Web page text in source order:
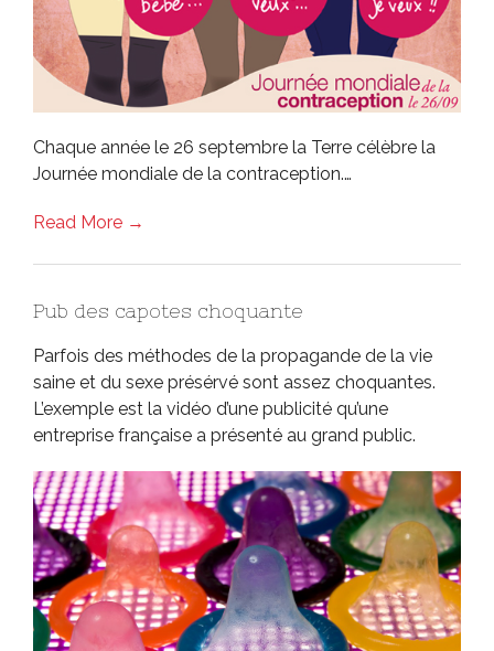
Chaque année le 26 septembre la Terre célèbre la
Journée mondiale de la contraception.…
Read More →
Pub des capotes choquante
Parfois des méthodes de la propagande de la vie
saine et du sexe présérvé sont assez choquantes.
L’exemple est la vidéo d’une publicité qu’une
entreprise française a présenté au grand public.